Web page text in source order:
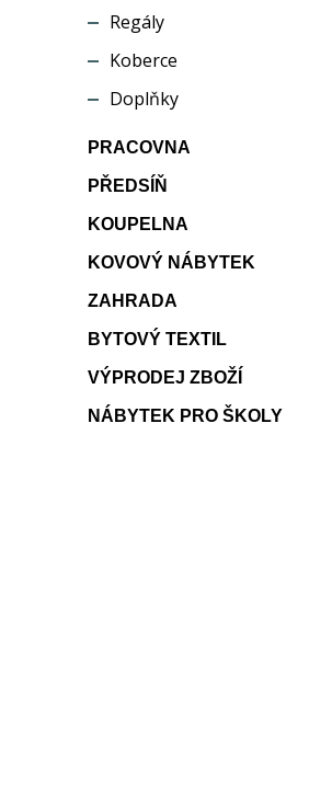
Regály
Koberce
Doplňky
PRACOVNA
PŘEDSÍŇ
KOUPELNA
KOVOVÝ NÁBYTEK
ZAHRADA
BYTOVÝ TEXTIL
VÝPRODEJ ZBOŽÍ
NÁBYTEK PRO ŠKOLY